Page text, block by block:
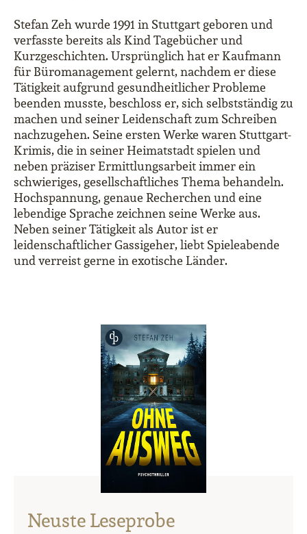
Stefan Zeh wurde 1991 in Stuttgart geboren und
verfasste bereits als Kind Tagebücher und
Kurzgeschichten. Ursprünglich hat er Kaufmann
für Büromanagement gelernt, nachdem er diese
Tätigkeit aufgrund gesundheitlicher Probleme
beenden musste, beschloss er, sich selbstständig zu
machen und seiner Leidenschaft zum Schreiben
nachzugehen. Seine ersten Werke waren Stuttgart-
Krimis, die in seiner Heimatstadt spielen und
neben präziser Ermittlungsarbeit immer ein
schwieriges, gesellschaftliches Thema behandeln.
Hochspannung, genaue Recherchen und eine
lebendige Sprache zeichnen seine Werke aus.
Neben seiner Tätigkeit als Autor ist er
leidenschaftlicher Gassigeher, liebt Spieleabende
und verreist gerne in exotische Länder.
Neuste Leseprobe